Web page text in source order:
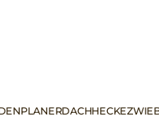
DACHHECKE